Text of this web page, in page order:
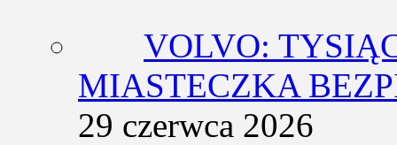
VOLVO:
MIASTECZKA
29 czerwca 2026